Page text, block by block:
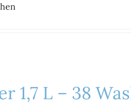
1,7 L – 38